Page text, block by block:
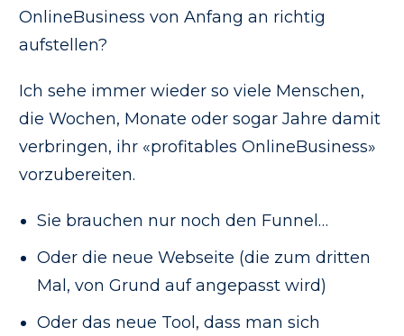
OnlineBusiness von Anfang an richtig
aufstellen?
Ich sehe immer wieder so viele Menschen,
die Wochen, Monate oder sogar Jahre damit
verbringen, ihr «profitables OnlineBusiness»
vorzubereiten.
Sie brauchen nur noch den Funnel…
Oder die neue Webseite (die zum dritten
Mal, von Grund auf angepasst wird)
Oder das neue Tool, dass man sich